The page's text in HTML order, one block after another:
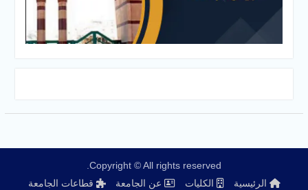
Copyright © All rights reserved.
الرئيسية
الكليات عن الجامعة
قطاعات الجامعة